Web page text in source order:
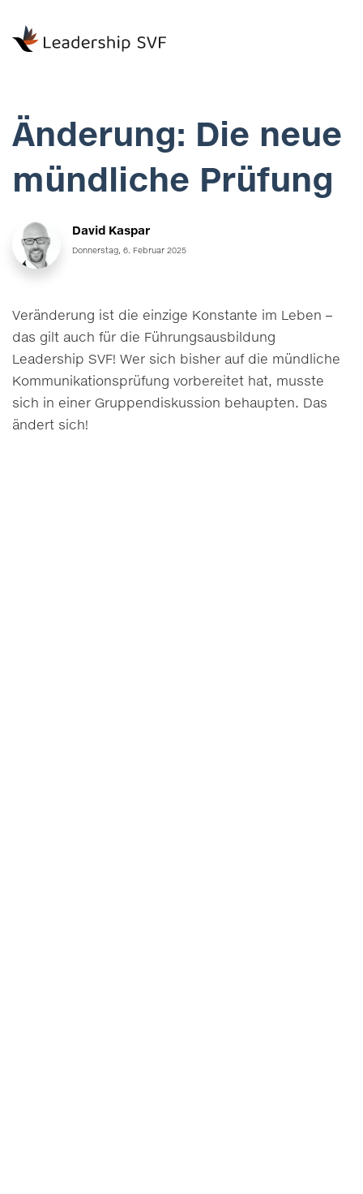
Änderung: Die neue
mündliche Prüfung
David Kaspar
Donnerstag, 6. Februar 2025
Veränderung ist die einzige Konstante im Leben –
das gilt auch für die Führungsausbildung
Leadership SVF! Wer sich bisher auf die mündliche
Kommunikationsprüfung vorbereitet hat, musste
sich in einer Gruppendiskussion behaupten. Das
ändert sich!